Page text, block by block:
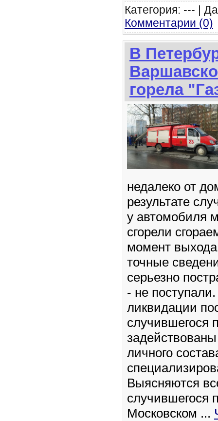
Категория: --- |
Комментарии (0)
В
горела
недалеко от
результате
у автомобиля
сгорели
момент
точные
серьезно
- не
ликвидации
случившегося
личного
Выясняются
случившегося
Московском ...